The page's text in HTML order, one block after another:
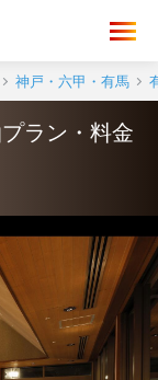
神戸・六甲・有馬
ラン・料金